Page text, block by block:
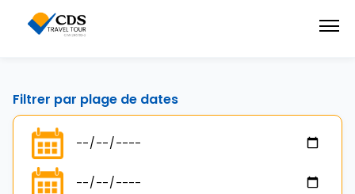
Filtrer par plage de dates